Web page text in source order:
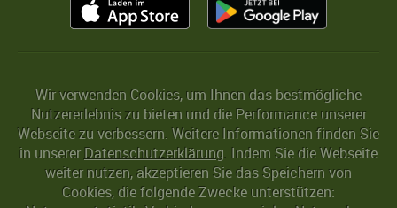
Wir verwenden Cookies, um Ihnen das bestmögliche
Nutzererlebnis zu bieten und die Performance unserer
Webseite zu verbessern. Weitere Informationen finden Sie
in unserer Datenschutzerklärung. Indem Sie die Webseite
weiter nutzen, akzeptieren Sie das Speichern von
Cookies, die folgende Zwecke unterstützen: